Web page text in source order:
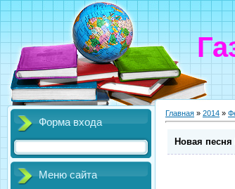
Форма входа
Меню сайта
Главная » 2014 »
Новая песня